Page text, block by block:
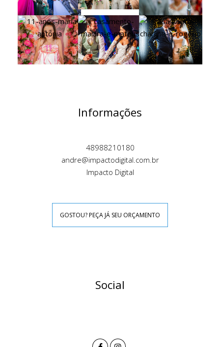
Informações
48988210180
andre@impactodigital.com.br
Impacto Digital
GOSTOU? PEÇA JÁ SEU ORÇAMENTO
Social